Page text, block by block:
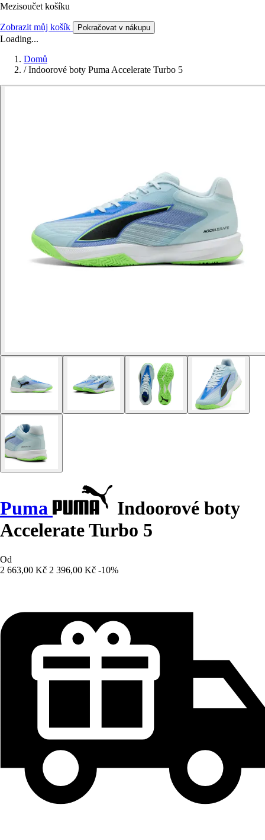
Mezisoučet košíku
Zobrazit můj košík Pokračovat v nákupu
Loading...
Domů
/ Indoorové boty Puma Accelerate Turbo 5
Puma
Indoorové boty
Accelerate Turbo 5
Od
2 663,00 Kč 2 396,00 Kč -10%